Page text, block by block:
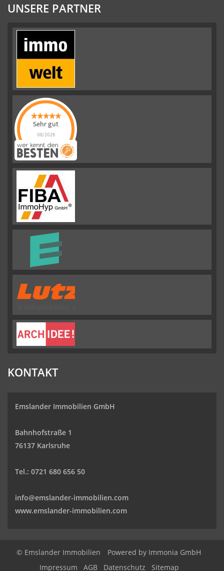
UNSERE PARTNER
Sehr gut
08/2026
Emslander
Immobilien GMBH
Sternen |
292Emslander
Immobilien
GMBHBewertungen
auf
werkenntdenBESTEN.de
KONTAKT
Emslander Immobilien GmbH
Bahnhofstraße 1
76137 Karlsruhe
Tel.: 0721 680 656 50
info@emslander-immobilien.com
www.emslander-immobilien.com
© Emslander Immobilien Powered by Immonia GmbH
Impressum
AGB Datenschutz Sitemap